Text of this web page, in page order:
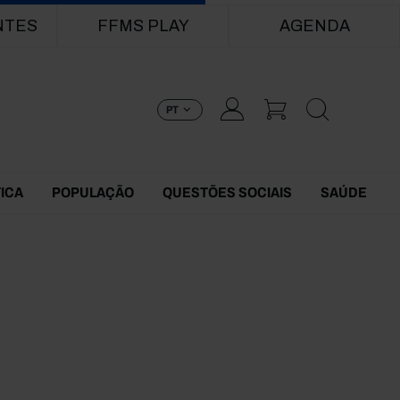
FFMS PLAY AGENDA
PT
POPULAÇÃO QUESTÕES SOCIAIS SAÚDE